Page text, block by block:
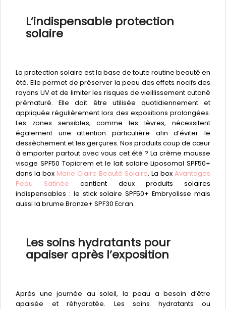
L’indispensable protection
solaire
La protection solaire est la base de toute routine beauté en
été. Elle permet de préserver la peau des effets nocifs des
rayons UV et de limiter les risques de vieillissement cutané
prématuré. Elle doit être utilisée quotidiennement et
appliquée régulièrement lors des expositions prolongées.
Les zones sensibles, comme les lèvres, nécessitent
également une attention particulière afin d’éviter le
dessèchement et les gerçures. Nos produits coup de cœur
à emporter partout avec vous cet été ? La crème mousse
visage SPF50 Topicrem et le lait solaire Liposomal SPF50+
dans la box Marie Claire Beauté Solaire. La box Avantages
Peau Satinée contient deux produits solaires
indispensables : le stick solaire SPF50+ Embryolisse mais
aussi la brume Bronze+ SPF30 Ecran.
Les soins hydratants pour
apaiser après l’exposition
Après une journée au soleil, la peau a besoin d’être
apaisée et réhydratée. Les soins hydratants ou